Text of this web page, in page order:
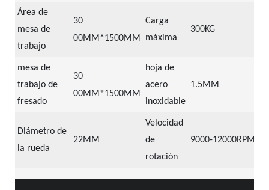
Área de
mesa de
trabajo
30
00MM*1500MM
Carga
máxima
300KG
mesa de
trabajo de
fresado
30
00MM*1500MM
hoja de
acero
inoxidable
1.5MM
Diámetro de
la rueda
22MM
Velocidad
de
rotación
9000-12000RPM